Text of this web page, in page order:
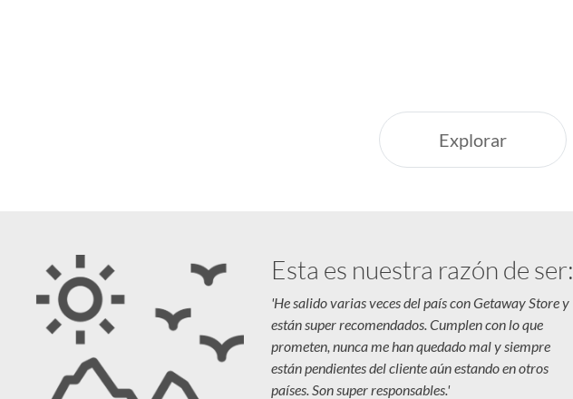
Explorar
Esta es nuestra razón de ser:
'He salido varias veces del país con Getaway Store y
están super recomendados. Cumplen con lo que
prometen, nunca me han quedado mal y siempre
están pendientes del cliente aún estando en otros
países. Son super responsables.'